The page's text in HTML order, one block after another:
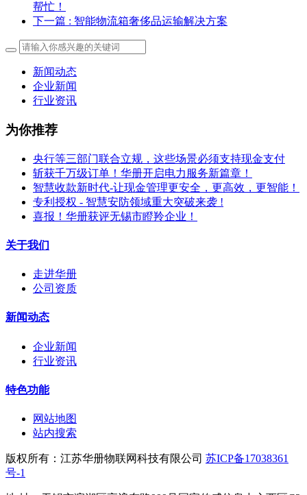
帮忙！
下一篇 : 智能物流箱奢侈品运输解决方案
新闻动态
企业新闻
行业资讯
为你推荐
央行等三部门联合立规，这些场景必须支持现金支付
斩获千万级订单！华册开启电力服务新篇章！
智慧收款新时代-让现金管理更安全，更高效，更智能！
专利授权 - 智慧安防领域重大突破来袭 !
喜报！华册获评无锡市瞪羚企业！
关于我们
走进华册
公司资质
新闻动态
企业新闻
行业资讯
特色功能
网站地图
站内搜索
版权所有：江苏华册物联网科技有限公司 苏ICP备17038361
号-1